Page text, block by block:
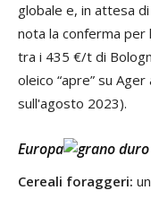
globale e, in attesa
nota la conferma per
tra i 435 €/t di
oleico “apre” su
sull'agosto 2023).
Europa
Cereali foraggeri: